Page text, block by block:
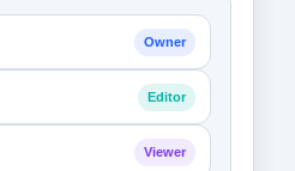
Owner
Editor
Viewer